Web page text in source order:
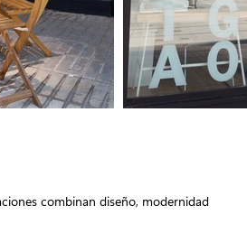
combinan diseño, modernidad